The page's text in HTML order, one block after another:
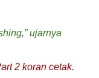
ujarnya
2 koran cetak.